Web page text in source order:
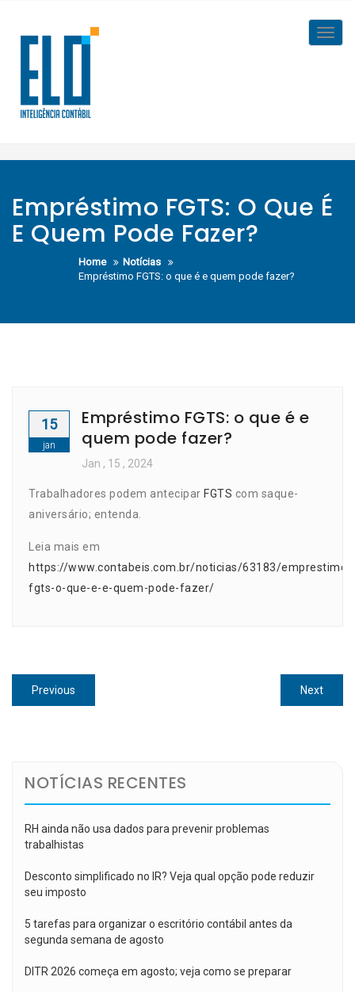
content
Empréstimo FGTS: O Que É
E Quem Pode Fazer?
Home
Notícias
Empréstimo FGTS: o que é e quem pode fazer?
15
jan
Empréstimo FGTS: o que é e
quem pode fazer?
Jan , 15 , 2024
Trabalhadores podem antecipar FGTS com saque-
aniversário; entenda.
Leia mais em
https://www.contabeis.com.br/noticias/63183/emprestimo-
fgts-o-que-e-e-quem-pode-fazer/
Navegação
de
Previous
post:
NextNext
post:
NOTÍCIAS RECENTES
RH ainda não usa dados para prevenir problemas
trabalhistas
Desconto simplificado no IR? Veja qual opção pode reduzir
seu imposto
5 tarefas para organizar o escritório contábil antes da
segunda semana de agosto
DITR 2026 começa em agosto; veja como se preparar